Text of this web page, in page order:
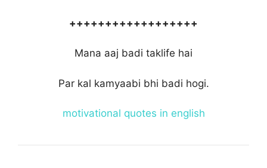
++++++++++++++++++
Mana aaj badi taklife hai
Par kal kamyaabi bhi badi hogi.
motivational quotes in english